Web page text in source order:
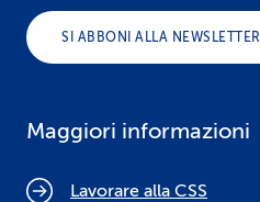
SI ABBONI ALLA NEWSLETTER
Maggiori informazioni
Lavorare alla CSS